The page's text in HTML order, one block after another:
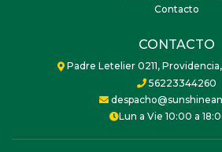
Contacto
CONTACTO
Padre Letelier 0211,
56223344260
Lun a Vie 10:00 a